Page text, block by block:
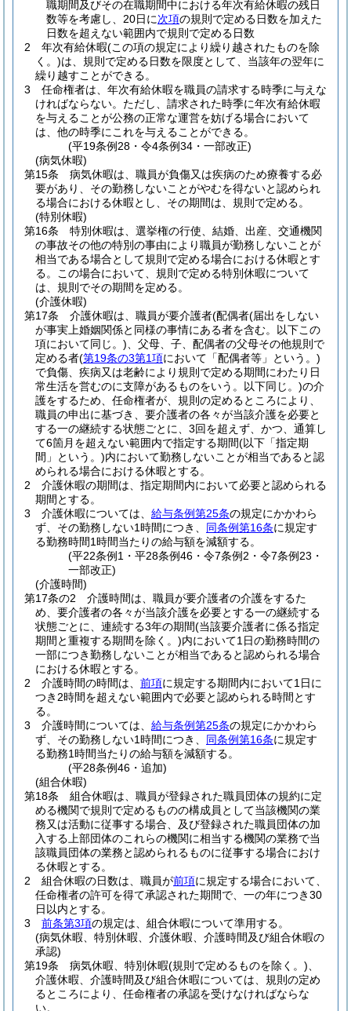
職期間及びその在職期間中における年次有給休暇の残日
数等を考慮し、20日に次項の規則で定める日数を加えた
日数を超えない範囲内で規則で定める日数
2
年次有給休暇(この項の規定により繰り越されたものを除
く。)は、規則で定める日数を限度として、当該年の翌年に
繰り越すことができる。
3
任命権者は、年次有給休暇を職員の請求する時季に与えな
ければならない。 ただし、請求された時季に年次有給休暇
を与えることが公務の正常な運営を妨げる場合において
は、他の時季にこれを与えることができる。
(平19条例28・令4条例34・一部改正)
(病気休暇)
第15条
病気休暇は、職員が負傷又は疾病のため療養する必
要があり、その勤務しないことがやむを得ないと認められ
る場合における休暇とし、その期間は、規則で定める。
(特別休暇)
第16条
特別休暇は、選挙権の行使、結婚、出産、交通機関
の事故その他の特別の事由により職員が勤務しないことが
相当である場合として規則で定める場合における休暇とす
る。
この場合において、規則で定める特別休暇について
は、規則でその期間を定める。
(介護休暇)
第17条
介護休暇は、職員が要介護者(配偶者(届出をしない
が事実上婚姻関係と同様の事情にある者を含む。以下この
項において同じ。) 、父母、子、配偶者の父母その他規則で
定める者(第19条の3第1項において「配偶者等」という。)
で負傷、疾病又は老齢により規則で定める期間にわたり日
常生活を営むのに支障があるものをいう。以下同じ。)の介
護をするため、任命権者が、規則の定めるところにより、
職員の申出に基づき、要介護者の各々が当該介護を必要と
する一の継続する状態ごとに、3回を超えず、かつ、通算し
て6箇月を超えない範囲内で指定する期間(以下「指定期
間」という。)内において勤務しないことが相当であると認
められる場合における休暇とする。
2
介護休暇の期間は、指定期間内において必要と認められる
期間とする。
3
介護休暇については、 給与条例第25条の規定にかかわら
ず、その勤務しない1時間につき、 同条例第16条に規定す
る勤務時間1時間当たりの給与額を減額する。
(平22条例1・平28条例46・令7条例2・令7条例23・
一部改正)
(介護時間)
第17条の2
介護時間は、職員が要介護者の介護をするた
め、要介護者の各々が当該介護を必要とする一の継続する
状態ごとに、連続する3年の期間(当該要介護者に係る指定
期間と重複する期間を除く。)内において1日の勤務時間の
一部につき勤務しないことが相当であると認められる場合
における休暇とする。
2
介護時間の時間は、 前項に規定する期間内において1日に
つき2時間を超えない範囲内で必要と認められる時間とす
る。
3
介護時間については、 給与条例第25条の規定にかかわら
ず、その勤務しない1時間につき、 同条例第16条に規定す
る勤務1時間当たりの給与額を減額する。
(平28条例46・追加)
(組合休暇)
第18条
組合休暇は、職員が登録された職員団体の規約に定
める機関で規則で定めるものの構成員として当該機関の業
務又は活動に従事する場合、及び登録された職員団体の加
入する上部団体のこれらの機関に相当する機関の業務で当
該職員団体の業務と認められるものに従事する場合におけ
る休暇とする。
2
組合休暇の日数は、職員が前項に規定する場合において、
任命権者の許可を得て承認された期間で、一の年につき30
日以内とする。
3
前条第3項の規定は、組合休暇について準用する。
(病気休暇、特別休暇、介護休暇、介護時間及び組合休暇の
承認)
第19条
病気休暇、特別休暇(規則で定めるものを除く。)
介護休暇、介護時間及び組合休暇については、規則の定め
るところにより、任命権者の承認を受けなければならな
い。